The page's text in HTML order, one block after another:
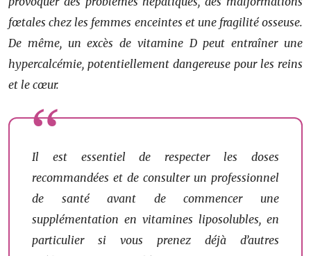
fœtales chez les femmes enceintes et une fragilité osseuse.
De même, un excès de vitamine D peut entraîner une
hypercalcémie, potentiellement dangereuse pour les reins
et le cœur.
Il est essentiel de respecter les doses
recommandées et de consulter un professionnel
de santé avant de commencer une
supplémentation en vitamines liposolubles, en
particulier si vous prenez déjà d’autres